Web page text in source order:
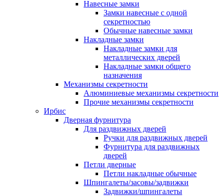
Навесные замки
Замки навесные с одной
секретностью
Обычные навесные замки
Накладные замки
Накладные замки для
металлических дверей
Накладные замки общего
назначения
Механизмы секретности
Алюминиевые механизмы секретности
Прочие механизмы секретности
Ирбис
Дверная фурнитура
Для раздвижных дверей
Ручки для раздвижных дверей
Фурнитура для раздвижных
дверей
Петли дверные
Петли накладные обычные
Шпингалеты/засовы/задвижки
Задвижки/шпингалеты